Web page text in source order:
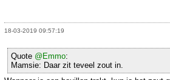
18-03-2019 09:57:19
Quote @Emmo:
Mamsie: Daar zit teveel zout in.